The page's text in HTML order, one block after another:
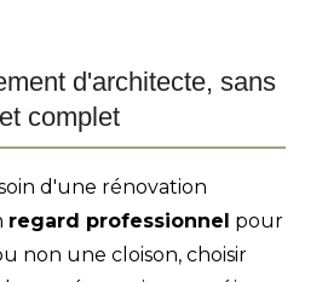
d'architecte, sans
complet
d'une rénovation
regard professionnel pour
non une cloison, choisir